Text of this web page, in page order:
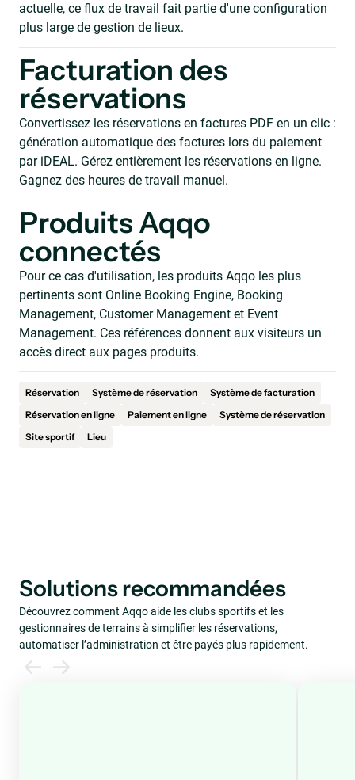
actuelle, ce flux de travail fait partie d'une configuration
plus large de gestion de lieux.
Facturation des
réservations
Convertissez les réservations en factures PDF en un clic :
génération automatique des factures lors du paiement
par iDEAL. Gérez entièrement les réservations en ligne.
Gagnez des heures de travail manuel.
Produits Aqqo
connectés
Pour ce cas d'utilisation, les produits Aqqo les plus
pertinents sont Online Booking Engine, Booking
Management, Customer Management et Event
Management. Ces références donnent aux visiteurs un
accès direct aux pages produits.
Réservation Système de réservation
Système de facturation
Réservation en ligne
Paiement en ligne
Système de réservation
Site sportif
Lieu
Solutions recommandées
Découvrez comment Aqqo aide les clubs sportifs et les
gestionnaires de terrains à simplifier les réservations,
automatiser l’administration et être payés plus rapidement.